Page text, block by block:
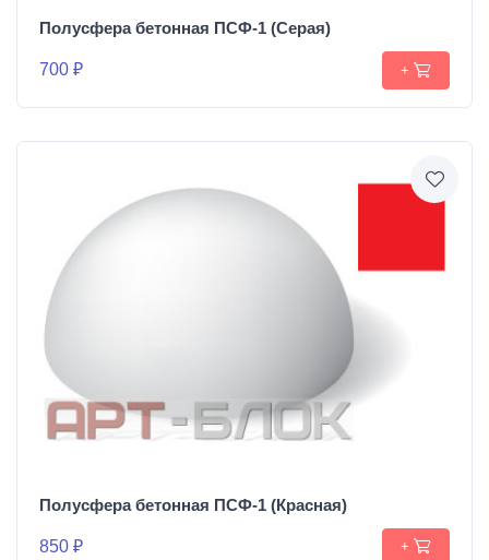
Полусфера бетонная ПСФ-1 (Серая)
700 ₽ +
Полусфера бетонная ПСФ-1 (Красная)
850 ₽ +